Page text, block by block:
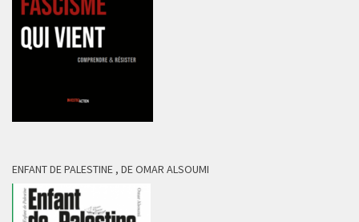
ENFANT DE PALESTINE , DE OMAR ALSOUMI